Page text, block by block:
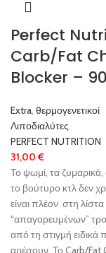
Perfect
Carb/Fat
Blocker –
Extra θερμογενετικοί
Λιποδιαλύτες
PERFECT NUTRITION
31,00€
Το ψωμί, τα ζυμαρικά,
το βούτυρο κτλ δεν
είναι πλέον στη
“απαγορευμένων”
από τη στιγμή ειδικά
αρέσουν. Το Carb/Fat